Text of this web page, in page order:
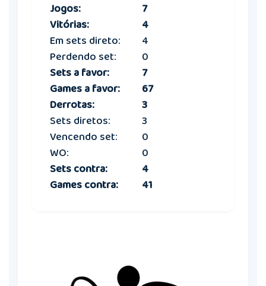
Jogos:
7
Vitórias:
4
Em sets direto:
4
Perdendo set:
0
Sets a favor:
7
Games a favor:
67
Derrotas:
3
Sets diretos:
3
Vencendo set:
0
WO:
0
Sets contra:
4
Games contra:
41